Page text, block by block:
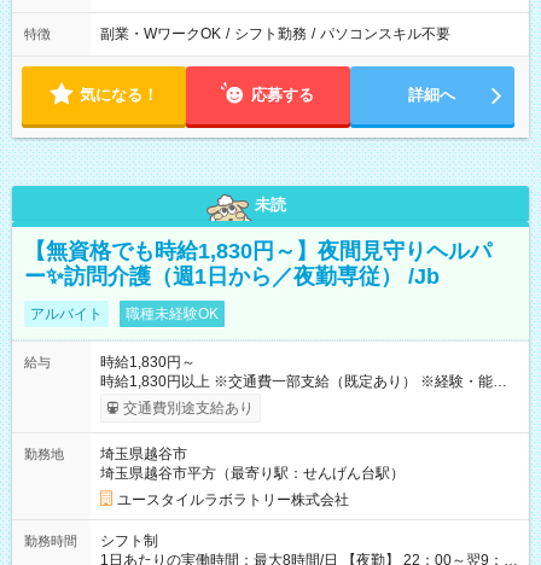
特徴 副業・WワークOK / シフト勤務 / パソコンスキル不要
気になる！ 応募する 詳細へ
未読
【無資格でも時給1,830円～】夜間見守りヘルパ
ー✨訪問介護（週1日から／夜勤専従） /Jb
アルバイト 職種未経験OK
給与
時給1,830円～
時給1,830円以上 ※交通費一部支給（既定あり） ※経験・能力を
考慮して決定します 【収入例】 週1回勤務の場合：1,830円×8時
間×4回=5万8,560円 週3回勤務の場合：1,830円×8時間×12回
月 ※ 雇用形態と給与に、本採用時と異なる部分があります。 雇
用形態：本採用時と同じです。 給与：時給 1,660円以上
交通費別途支給あり
勤務地
埼玉県越谷市
埼玉県越谷市平方（最寄り駅：せんげん台駅）
ユースタイルラボラトリー株式会社
勤務時間
シフト制
1日あたりの実働時間：最大8時間/日 【夜勤】 22：00～翌9：